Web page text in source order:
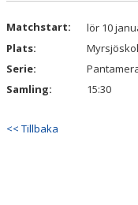
KONTAKT
Matchstart:
lör 10
Plats:
Serie:
Samling:
15:30
<< Tillbaka